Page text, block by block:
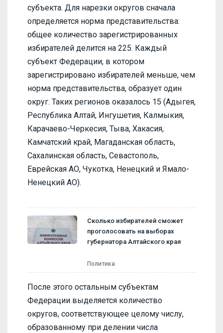
субъекта. Для нарезки округов сначала
определяется норма представительства:
общее количество зарегистрированных
избирателей делится на 225. Каждый
субъект Федерации, в котором
зарегистрировано избирателей меньше, чем
норма представительства, образует один
округ. Таких регионов оказалось 15 (Адыгея,
Республика Алтай, Ингушетия, Калмыкия,
Карачаево-Черкесия, Тыва, Хакасия,
Камчатский край, Магаданская область,
Сахалинская область, Севастополь,
Еврейская АО, Чукотка, Ненецкий и Ямало-
Ненецкий АО).
Сколько избирателей сможет
проголосовать на выборах
губернатора Алтайского края
Политика
После этого остальным субъектам
Федерации выделяется количество
округов, соответствующее целому числу,
образованному при делении числа